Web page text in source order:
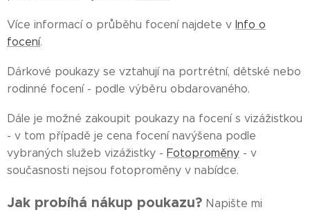
Více informací o průběhu focení najdete v Info o
focení.
Dárkové poukazy se vztahují na portrétní, dětské nebo
rodinné focení - podle výběru obdarovaného.
Dále je možné zakoupit poukazy na focení s vizážistkou
- v tom případě je cena focení navýšena podle
vybraných služeb vizážistky - Fotoproměny - v
současnosti nejsou fotoproměny v nabídce.
Jak probíhá nákup poukazu? Napište mi